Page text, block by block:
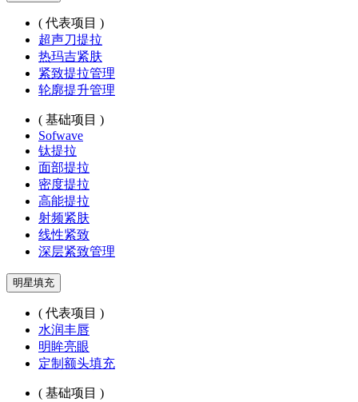
( 代表项目 )
超声刀提拉
热玛吉紧肤
紧致提拉管理
轮廓提升管理
( 基础项目 )
Sofwave
钛提拉
面部提拉
密度提拉
高能提拉
射频紧肤
线性紧致
深层紧致管理
明星填充
( 代表项目 )
水润丰唇
明眸亮眼
定制额头填充
( 基础项目 )